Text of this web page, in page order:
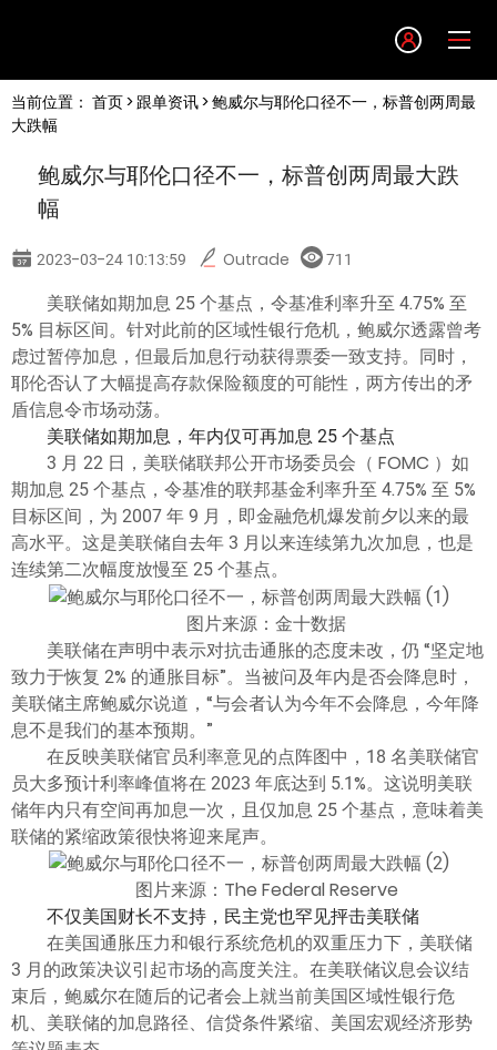
English
简体中文
한글
日本語
Tiếng việt
ไทย
当前位置： 首页> 跟单资讯> 鲍威尔与耶伦口径不一，标普创两周最
大跌幅
鲍威尔与耶伦口径不一，标普创两周最大跌
幅
2023-03-24 10:13:59 Outrade 711
美联储如期加息 25 个基点，令基准利率升至 4.75% 至
5% 目标区间。针对此前的区域性银行危机，鲍威尔透露曾考
虑过暂停加息，但最后加息行动获得票委一致支持。同时，
耶伦否认了大幅提高存款保险额度的可能性，两方传出的矛
盾信息令市场动荡。
美联储如期加息，年内仅可再加息 25 个基点
3 月 22 日，美联储联邦公开市场委员会（ FOMC ）如
期加息 25 个基点，令基准的联邦基金利率升至 4.75% 至 5%
目标区间，为 2007 年 9 月，即金融危机爆发前夕以来的最
高水平。这是美联储自去年 3 月以来连续第九次加息，也是
连续第二次幅度放慢至 25 个基点。
图片来源：金十数据
美联储在声明中表示对抗击通胀的态度未改，仍 “坚定地
致力于恢复 2% 的通胀目标”。当被问及年内是否会降息时，
美联储主席鲍威尔说道，“与会者认为今年不会降息，今年降
息不是我们的基本预期。”
在反映美联储官员利率意见的点阵图中，18 名美联储官
员大多预计利率峰值将在 2023 年底达到 5.1%。这说明美联
储年内只有空间再加息一次，且仅加息 25 个基点，意味着美
联储的紧缩政策很快将迎来尾声。
图片来源：The Federal Reserve
不仅美国财长不支持，民主党也罕见抨击美联储
在美国通胀压力和银行系统危机的双重压力下，美联储
3 月的政策决议引起市场的高度关注。在美联储议息会议结
束后，鲍威尔在随后的记者会上就当前美国区域性银行危
机、美联储的加息路径、信贷条件紧缩、美国宏观经济形势